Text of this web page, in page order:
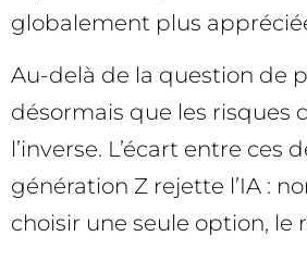
globalement plus
Au-delà de la question de
désormais que les risques
l’inverse. L’écart entre
génération Z rejette l’IA :
choisir une seule option, le